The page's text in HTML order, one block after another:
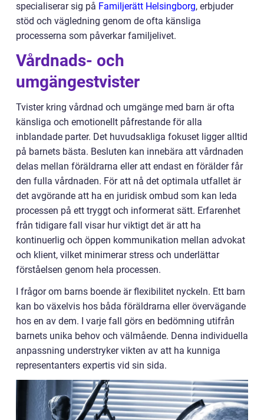
specialiserar sig på Familjerätt Helsingborg, erbjuder
stöd och vägledning genom de ofta känsliga
processerna som påverkar familjelivet.
Vårdnads- och
umgängestvister
Tvister kring vårdnad och umgänge med barn är ofta
känsliga och emotionellt påfrestande för alla
inblandade parter. Det huvudsakliga fokuset ligger alltid
på barnets bästa. Besluten kan innebära att vårdnaden
delas mellan föräldrarna eller att endast en förälder får
den fulla vårdnaden. För att nå det optimala utfallet är
det avgörande att ha en juridisk ombud som kan leda
processen på ett tryggt och informerat sätt. Erfarenhet
från tidigare fall visar hur viktigt det är att ha
kontinuerlig och öppen kommunikation mellan advokat
och klient, vilket minimerar stress och underlättar
förståelsen genom hela processen.
I frågor om barns boende är flexibilitet nyckeln. Ett barn
kan bo växelvis hos båda föräldrarna eller övervägande
hos en av dem. I varje fall görs en bedömning utifrån
barnets unika behov och välmående. Denna individuella
anpassning understryker vikten av att ha kunniga
representanters expertis vid sin sida.